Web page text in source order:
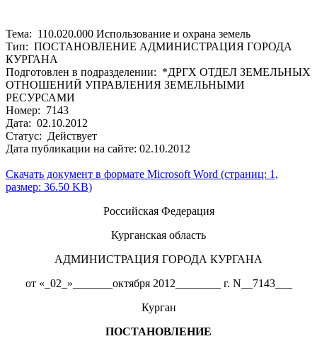
Тема: 110.020.000 Использование и охрана земель
Тип: ПОСТАНОВЛЕНИЕ АДМИНИСТРАЦИЯ ГОРОДА
КУРГАНА
Подготовлен в подразделении: *ДРГХ ОТДЕЛ ЗЕМЕЛЬНЫХ
ОТНОШЕНИЙ УПРАВЛЕНИЯ ЗЕМЕЛЬНЫМИ
РЕСУРСАМИ
Номер: 7143
Дата: 02.10.2012
Статус: Действует
Дата публикации на сайте: 02.10.2012
Скачать документ в формате Microsoft Word (страниц: 1,
размер: 36.50 KB)
Российская Федерация
Курганская область
АДМИНИСТРАЦИЯ ГОРОДА КУРГАНА
от «_02_»_______октября 2012________ г. N__7143___
Курган
ПОСТАНОВЛЕНИЕ